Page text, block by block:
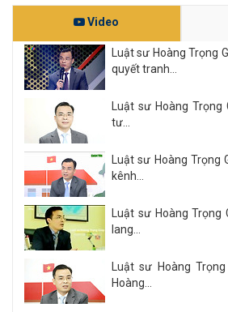
Video
Luật sư Hoàng Trọng
quyết tranh...
Luật sư Hoàng Trọng
tư...
Luật sư Hoàng Trọng
kênh...
Luật sư Hoàng Trọng
lang...
Luật sư Hoàng
Hoàng...